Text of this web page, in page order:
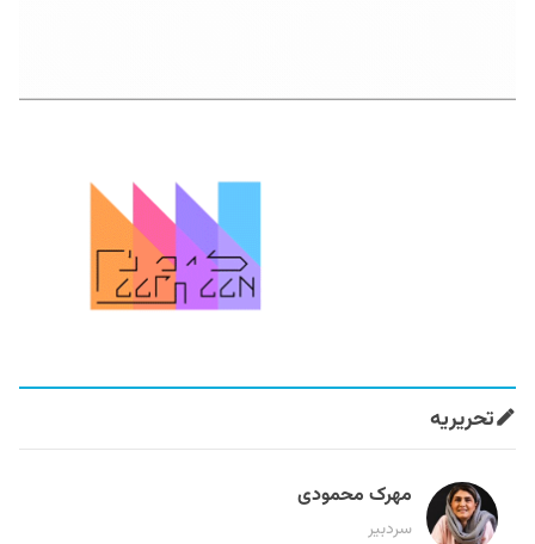
تحریریه
مهرک محمودی
سردبیر